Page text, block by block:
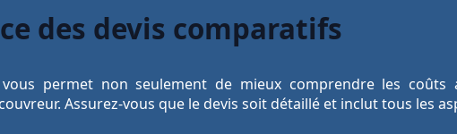
des devis comparatifs
permet non seulement de mieux comprendre les coûts
Assurez-vous que le devis soit détaillé et inclut tous les